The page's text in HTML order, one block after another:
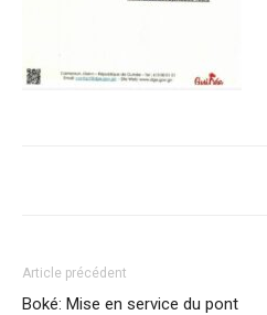
Article précédent
Boké: Mise en service du pont